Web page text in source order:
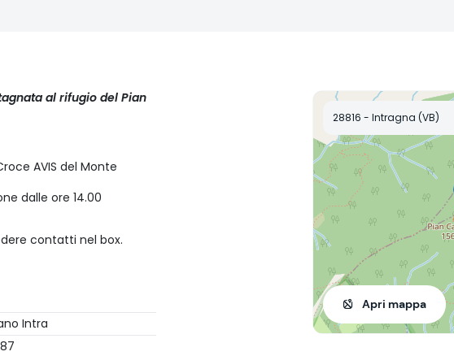
al rifugio del Pian
AVIS del Monte
dalle ore 14.00
contatti nel box.
Intra
28816 - Intragna (VB)
Apri mappa